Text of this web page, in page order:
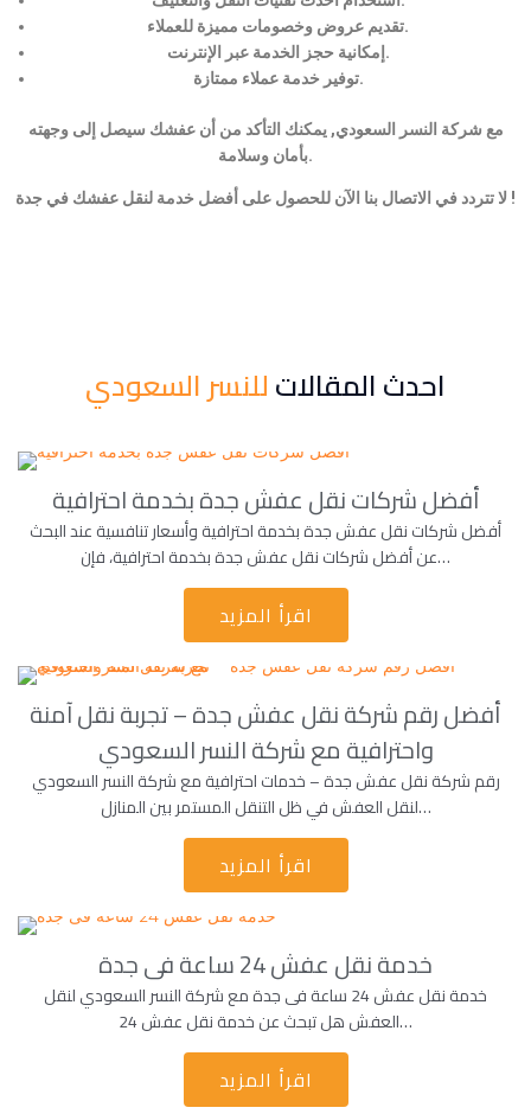
تقديم عروض وخصومات مميزة للعملاء.
إمكانية حجز الخدمة عبر الإنترنت.
توفير خدمة عملاء ممتازة.
مع شركة النسر السعودي, يمكنك التأكد من أن عفشك سيصل إلى وجهته
بأمان وسلامة.
لا تتردد في الاتصال بنا الآن للحصول على أفضل خدمة لنقل عفشك في جدة !
احدث المقالاتللنسر السعودي
أفضل شركات نقل عفش جدة بخدمة احترافية
أفضل شركات نقل عفش جدة بخدمة احترافية وأسعار تنافسية عند البحث
عن أفضل شركات نقل عفش جدة بخدمة احترافية، فإن…
اقرأ المزيد
أفضل رقم شركة نقل عفش جدة – تجربة نقل آمنة
واحترافية مع شركة النسر السعودي
رقم شركة نقل عفش جدة – خدمات احترافية مع شركة النسر السعودي
لنقل العفش في ظل التنقل المستمر بين المنازل…
اقرأ المزيد
خدمة نقل عفش 24 ساعة فى جدة
خدمة نقل عفش 24 ساعة فى جدة مع شركة النسر السعودي لنقل
العفش هل تبحث عن خدمة نقل عفش 24…
اقرأ المزيد